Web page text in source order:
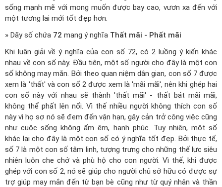
sống mạnh mẽ với mong muốn được bay cao, vươn xa đến với
một tương lai mới tốt đẹp hơn.
» Dãy số chứa 72 mang ý nghĩa Thất mãi - Phất mãi
Khi luận giải về ý nghĩa của con số 72, có 2 luồng ý kiến khác
nhau về con số này. Đầu tiên, một số người cho đây là một con
số không may mắn. Bởi theo quan niệm dân gian, con số 7 được
xem là 'thất' và con số 2 được xem là 'mãi mãi', nên khi ghép hai
con số này với nhau sẽ thành 'thất mãi' - thất bát mãi mãi,
không thể phất lên nổi. Vì thế nhiều người không thích con số
này vì họ sợ nó sẽ đem đến vận hạn, gây cản trở công việc cũng
như cuộc sống không ấm êm, hạnh phúc. Tuy nhiên, một số
khác lại cho đây là một con số có ý nghĩa tốt đẹp. Bởi thực tế,
số 7 là một con số tâm linh, tượng trưng cho những thế lực siêu
nhiên luôn che chở và phù hộ cho con người. Vì thế, khi được
ghép với con số 2, nó sẽ giúp cho người chủ sở hữu có được sự
trợ giúp may mắn đến từ bạn bè cũng như từ quý nhân và thần